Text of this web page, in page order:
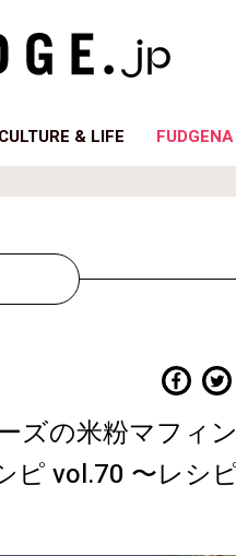
CULTURE & LIFE FUDGENA
ズの米粉マフィン
ピ vol.70 〜レシ